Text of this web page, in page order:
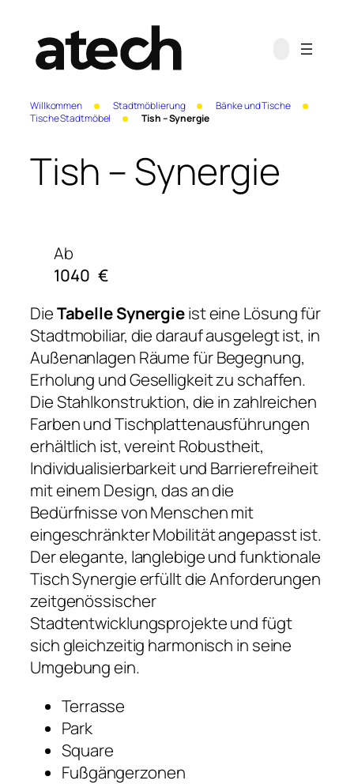
Willkommen Stadtmöblierung
Bänke und Tische
Tische Stadtmöbel
Tish – Synergie
Tish – Synergie
Ab
1040 €
DieTabelle Synergieist eine Lösung für
Stadtmobiliar, die darauf ausgelegt ist, in
Außenanlagen Räume für Begegnung,
Erholung und Geselligkeit zu schaffen.
Die Stahlkonstruktion, die in zahlreichen
Farben und Tischplattenausführungen
erhältlich ist, vereint Robustheit,
Individualisierbarkeit und Barrierefreiheit
mit einem Design, das an die
Bedürfnisse von Menschen mit
eingeschränkter Mobilität angepasst ist.
Der elegante, langlebige und funktionale
Tisch Synergie erfüllt die Anforderungen
zeitgenössischer
Stadtentwicklungsprojekte und fügt
sich gleichzeitig harmonisch in seine
Umgebung ein.
Terrasse
Park
Square
Fußgängerzonen